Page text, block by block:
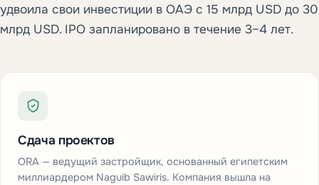
удвоила свои инвестиции в ОАЭ с 15 млрд USD до 30
млрд USD. IPO запланировано в течение 3–4 лет.
Сдача проектов
ORA — ведущий застройщик, основанный египетским
миллиардером Naguib Sawiris. Компания вышла на